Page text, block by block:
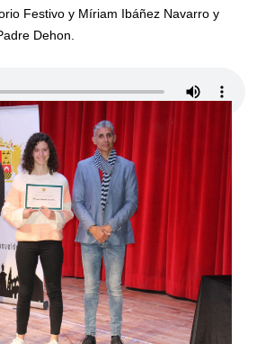
Festivo y Míriam Ibáñez Navarro y
Dehon.